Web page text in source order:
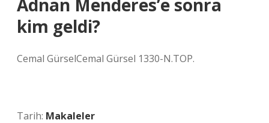
Adnan Menderes’e sonra
kim geldi?
Cemal GürselCemal Gürsel 1330-N.TOP.
Tarih: Makaleler